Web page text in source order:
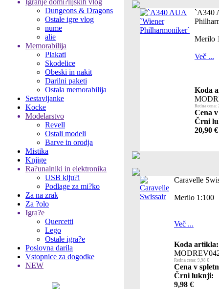
Igranje domi?lijskih vlog
Dungeons & Dragons
Ostale igre vlog
nume
alie
Memorabilija
Plakati
Skodelice
Obeski in nakit
Darilni paketi
Ostala memorabilija
Sestavljanke
Kocke
Modelarstvo
Revell
Ostali modeli
Barve in orodja
Mistika
Knjige
Ra?unalniki in elektronika
USB klju?i
Podlage za mi?ko
Za na zrak
Za ?olo
Igra?e
Quercetti
Lego
Ostale igra?e
Poslovna darila
Vstopnice za dogodke
NEW
`A340
Merilo
Več ...
Koda
Redna cena:
Cena
Črni
20,90 €
Caravelle
Merilo 1:100
Več ...
Koda artikla:
Redna cena: 9,98 €
Cena v
Črni luknji:
9,98 €